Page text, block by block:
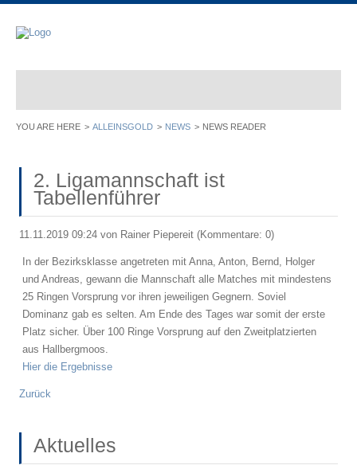
ALLEINSGOLD NEWS NEWS READER
2. Ligamannschaft ist
Tabellenführer
11.11.2019 09:24 von Rainer Piepereit (Kommentare: 0)
In der Bezirksklasse angetreten mit Anna, Anton, Bernd, Holger
und Andreas, gewann die Mannschaft alle Matches mit mindestens
25 Ringen Vorsprung vor ihren jeweiligen Gegnern. Soviel
Dominanz gab es selten. Am Ende des Tages war somit der erste
Platz sicher. Über 100 Ringe Vorsprung auf den Zweitplatzierten
aus Hallbergmoos.
Hier die Ergebnisse
Zurück
Aktuelles